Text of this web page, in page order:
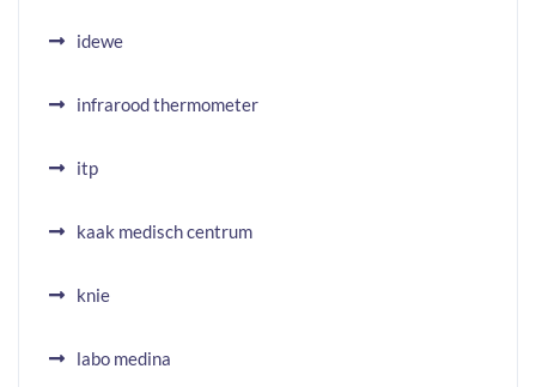
idewe
infrarood thermometer
itp
kaak medisch centrum
knie
labo medina